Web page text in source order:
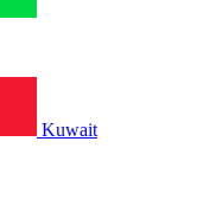
Kuwait